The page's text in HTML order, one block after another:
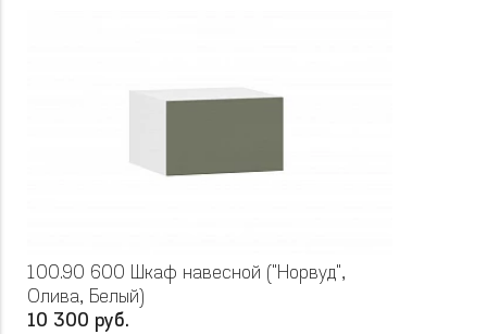
100.90 600 Шкаф навесной ("Норвуд",
Олива, Белый)
10 300 руб.